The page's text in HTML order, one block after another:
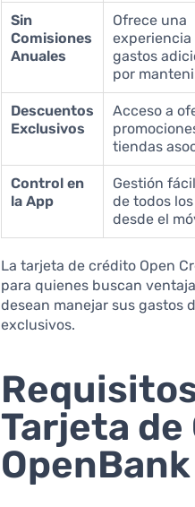
Sin
Comisiones
Anuales
Ofrece una
experiencia
gastos
por
Descuentos
Exclusivos
Acceso a
tiendas
Control en
la App
Gestión
de todos
desde el
La tarjeta de crédito Open
para quienes buscan
desean manejar sus gastos
exclusivos.
Tarjeta
OpenBank